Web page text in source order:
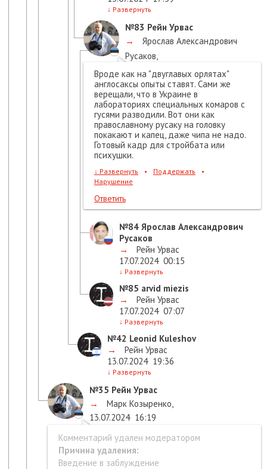
↓ Развернуть
№83 Рейн Урвас
→
Ярослав Александрович
Русаков
17.07.2024
Вроде как на "двуглавых орлятах"
англосаксы опыты ставят. Сами же
верещали, что в Украине в
лабораториях специальных комаров с
гусями разводили. Вот они как
православному русаку на головку
покакают и капец, даже чипа не надо.
Готовый кадр для стройбата или
психушки.
↓ Развернуть • Поддержать
•
Нарушение
Ответить
№84 Ярослав Александрович
Русаков
→
Рейн Урвас
17.07.2024 00:15
↓ Развернуть
№85 arvid miezis
→
Рейн Урвас
17.07.2024 07:07
↓ Развернуть
№42 Leonid Kuleshov
→
Рейн Урвас
13.07.2024 19:36
↓ Развернуть
№35 Рейн Урвас
→
Марк Козыренко
13.07.2024 16:19
Комментарий удален модератором
Причина удаления:
Введение в заблуждение